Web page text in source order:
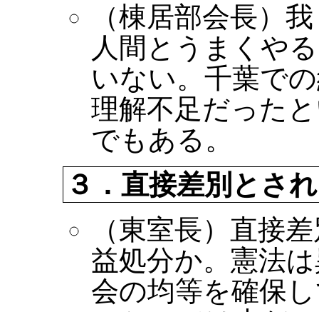
（棟居部会長）
人間とうまくや
いない。千葉で
理解不足だった
でもある。
３．直接差別とさ
（東室長）直接
益処分か。憲法
会の均等を確保